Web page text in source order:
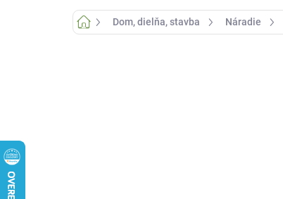
DomovDom, dielňa, stavba Náradie